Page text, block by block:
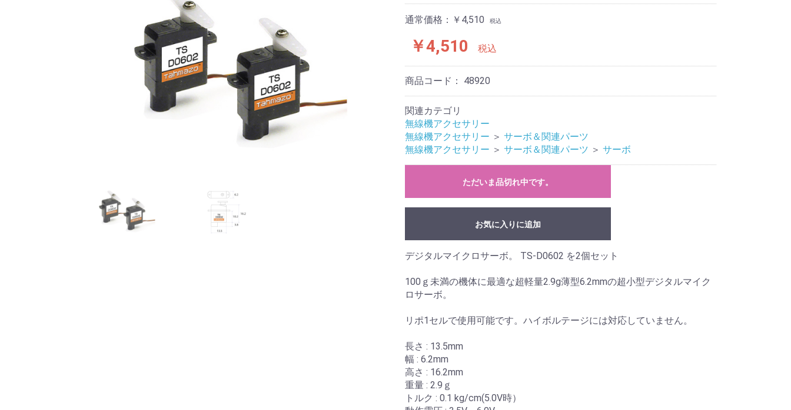
通常価格：￥4,510 税込
￥4,510 税込
商品コード： 48920
関連カテゴリ
無線機アクセサリー
無線機アクセサリー ＞ サーボ＆関連パーツ
無線機アクセサリー ＞ サーボ＆関連パーツ ＞ サーボ
ただいま品切れ中です。
お気に入りに追加
デジタルマイクロサーボ。 TS-D0602 を2個セット
100ｇ未満の機体に最適な超軽量2.9g薄型6.2mmの超小型デジタルマイク
ロサーボ。
リポ1セルで使用可能です。ハイボルテージには対応していません。
長さ : 13.5mm
幅 : 6.2mm
高さ : 16.2mm
重量 : 2.9ｇ
トルク : 0.1 kg/cm(5.0V時）